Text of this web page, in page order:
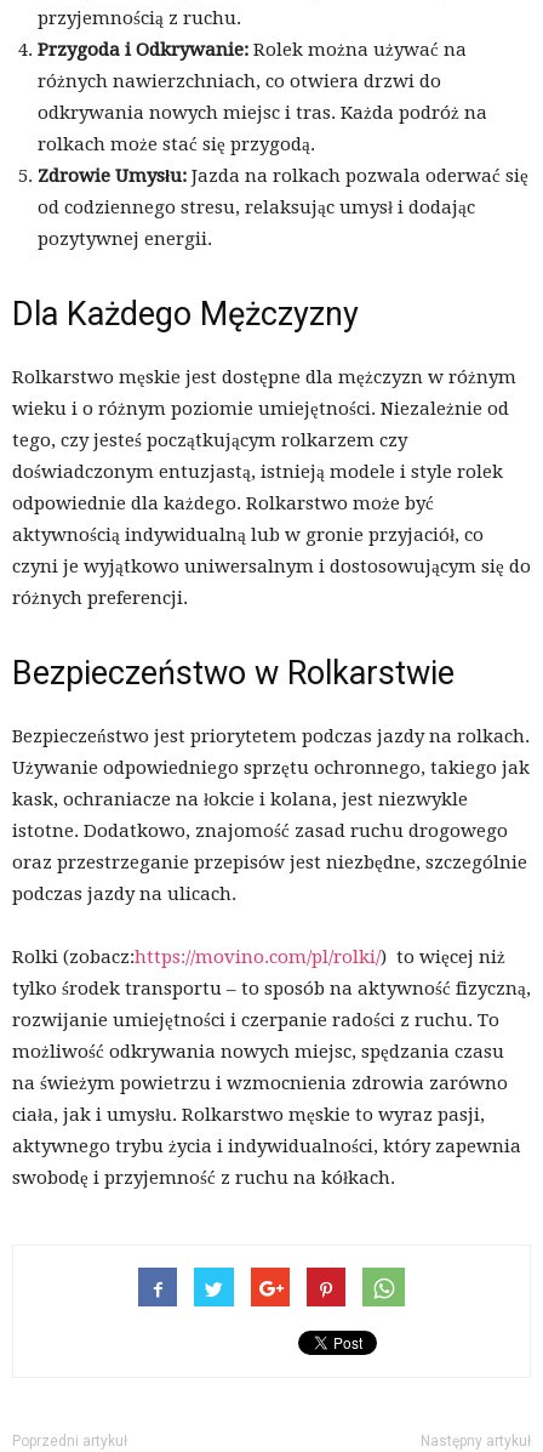
przyjemnością z ruchu.
Przygoda i Odkrywanie: Rolek można używać na
różnych nawierzchniach, co otwiera drzwi do
odkrywania nowych miejsc i tras. Każda podróż na
rolkach może stać się przygodą.
Zdrowie Umysłu: Jazda na rolkach pozwala oderwać się
od codziennego stresu, relaksując umysł i dodając
pozytywnej energii.
Dla Każdego Mężczyzny
Rolkarstwo męskie jest dostępne dla mężczyzn w różnym
wieku i o różnym poziomie umiejętności. Niezależnie od
tego, czy jesteś początkującym rolkarzem czy
doświadczonym entuzjastą, istnieją modele i style rolek
odpowiednie dla każdego. Rolkarstwo może być
aktywnością indywidualną lub w gronie przyjaciół, co
czyni je wyjątkowo uniwersalnym i dostosowującym się do
różnych preferencji.
Bezpieczeństwo w Rolkarstwie
Bezpieczeństwo jest priorytetem podczas jazdy na rolkach.
Używanie odpowiedniego sprzętu ochronnego, takiego jak
kask, ochraniacze na łokcie i kolana, jest niezwykle
istotne. Dodatkowo, znajomość zasad ruchu drogowego
oraz przestrzeganie przepisów jest niezbędne, szczególnie
podczas jazdy na ulicach.
Rolki (zobacz:https://movino.com/pl/rolki/) to więcej niż
tylko środek transportu – to sposób na aktywność fizyczną,
rozwijanie umiejętności i czerpanie radości z ruchu. To
możliwość odkrywania nowych miejsc, spędzania czasu
na świeżym powietrzu i wzmocnienia zdrowia zarówno
ciała, jak i umysłu. Rolkarstwo męskie to wyraz pasji,
aktywnego trybu życia i indywidualności, który zapewnia
swobodę i przyjemność z ruchu na kółkach.
Poprzedni artykuł Następny artykuł